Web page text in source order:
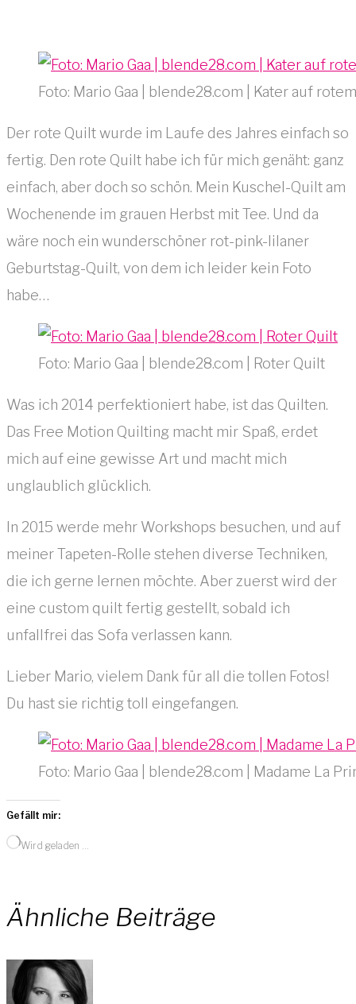
Foto: Mario Gaa | blende28.com | Kater auf
Der rote Quilt wurde im Laufe des Jahres einfach so
fertig. Den rote Quilt habe ich für mich genäht: ganz
einfach, aber doch so schön. Mein Kuschel-Quilt am
Wochenende im grauen Herbst mit Tee. Und da
wäre noch ein wunderschöner rot-pink-lilaner
Geburtstag-Quilt, von dem ich leider kein Foto
habe…
Foto: Mario Gaa | blende28.com | Roter Quilt
Was ich 2014 perfektioniert habe, ist das Quilten.
Das Free Motion Quilting macht mir Spaß, erdet
mich auf eine gewisse Art und macht mich
unglaublich glücklich.
In 2015 werde mehr Workshops besuchen, und auf
meiner Tapeten-Rolle stehen diverse Techniken,
die ich gerne lernen möchte. Aber zuerst wird der
eine custom quilt fertig gestellt, sobald ich
unfallfrei das Sofa verlassen kann.
Lieber Mario, vielem Dank für all die tollen Fotos!
Du hast sie richtig toll eingefangen.
Foto: Mario Gaa | blende28.com | Madame La
Gefällt mir:
Wird geladen …
Ähnliche Beiträge